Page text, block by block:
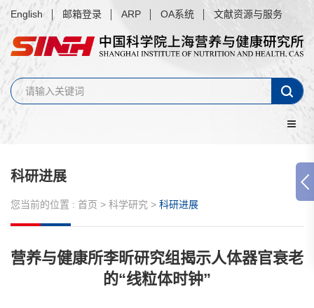
English 邮箱登录 ARP OA系统 文献资源与服务
科研进展
您当前的位置 : 首页 > 科学研究 > 科研进展
营养与健康所李昕研究组揭示人体器官衰老
的“线粒体时钟”